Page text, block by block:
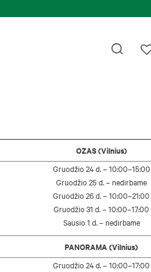
OZAS (Vilnius)
Gruodžio 24 d. – 10:00–15:00
Gruodžio 25 d. – nedirbame
Gruodžio 26 d. – 10:00–21:00
Gruodžio 31 d. – 10:00–17:00
Sausio 1 d. – nedirbame
PANORAMA (Vilnius)
Gruodžio 24 d. – 10:00–17:00